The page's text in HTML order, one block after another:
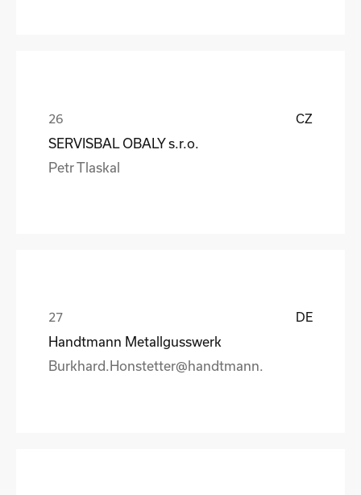
CZ
SERVISBAL OBALY s.r.o.
Petr Tlaskal
DE
Handtmann Metallgusswerk
Burkhard.Honstetter@handtmann.